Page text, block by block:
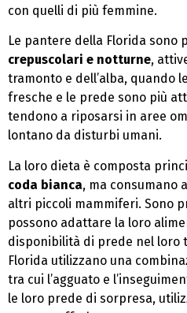
con quelli di più femmine.
Le pantere della Florida sono
crepuscolari e notturne,
tramonto e dell’alba, quando
fresche e le prede sono più
tendono a riposarsi in aree
lontano da disturbi umani.
La loro dieta è composta
coda bianca, ma consumano
altri piccoli mammiferi. Sono
possono adattare la loro
disponibilità di prede nel loro
Florida utilizzano una
tra cui l’agguato e
le loro prede di sorpresa,